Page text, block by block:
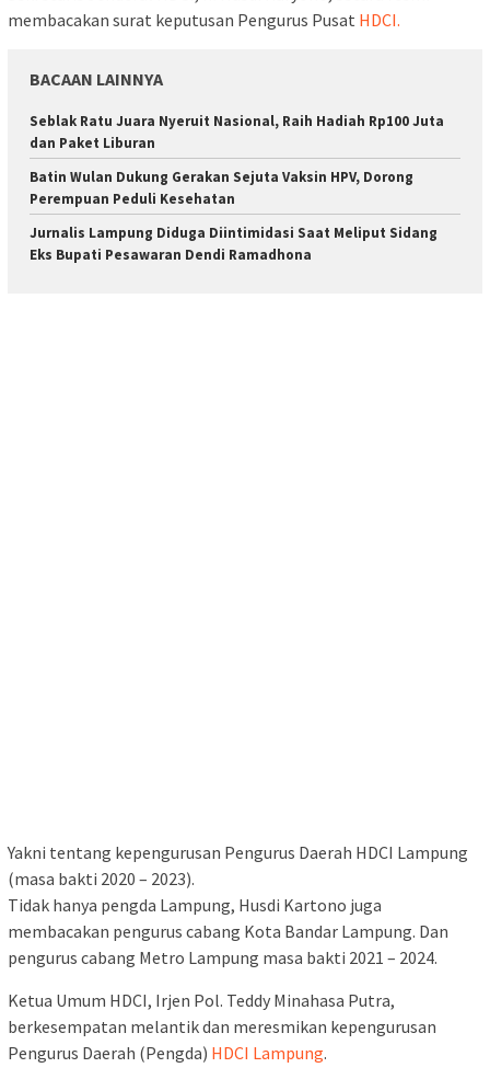
membacakan surat keputusan Pengurus Pusat HDCI.
BACAAN LAINNYA
Seblak Ratu Juara Nyeruit Nasional, Raih Hadiah Rp100 Juta
dan Paket Liburan
Batin Wulan Dukung Gerakan Sejuta Vaksin HPV, Dorong
Perempuan Peduli Kesehatan
Jurnalis Lampung Diduga Diintimidasi Saat Meliput Sidang
Eks Bupati Pesawaran Dendi Ramadhona
Yakni tentang kepengurusan Pengurus Daerah HDCI Lampung
(masa bakti 2020 – 2023).
Tidak hanya pengda Lampung, Husdi Kartono juga
membacakan pengurus cabang Kota Bandar Lampung. Dan
pengurus cabang Metro Lampung masa bakti 2021 – 2024.
Ketua Umum HDCI, Irjen Pol. Teddy Minahasa Putra,
berkesempatan melantik dan meresmikan kepengurusan
Pengurus Daerah (Pengda) HDCI Lampung.